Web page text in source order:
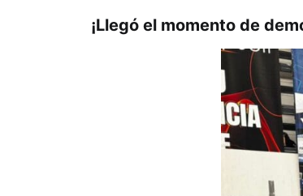
¡Llegó el momento de